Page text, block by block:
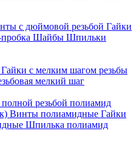
с дюймовой резьбой Гайки
Шайбы Шпильки
Гайки с мелким шагом резьбы
мелкий шаг
резьбой полиамид
Винты полиамидные Гайки
Шпилька полиамид